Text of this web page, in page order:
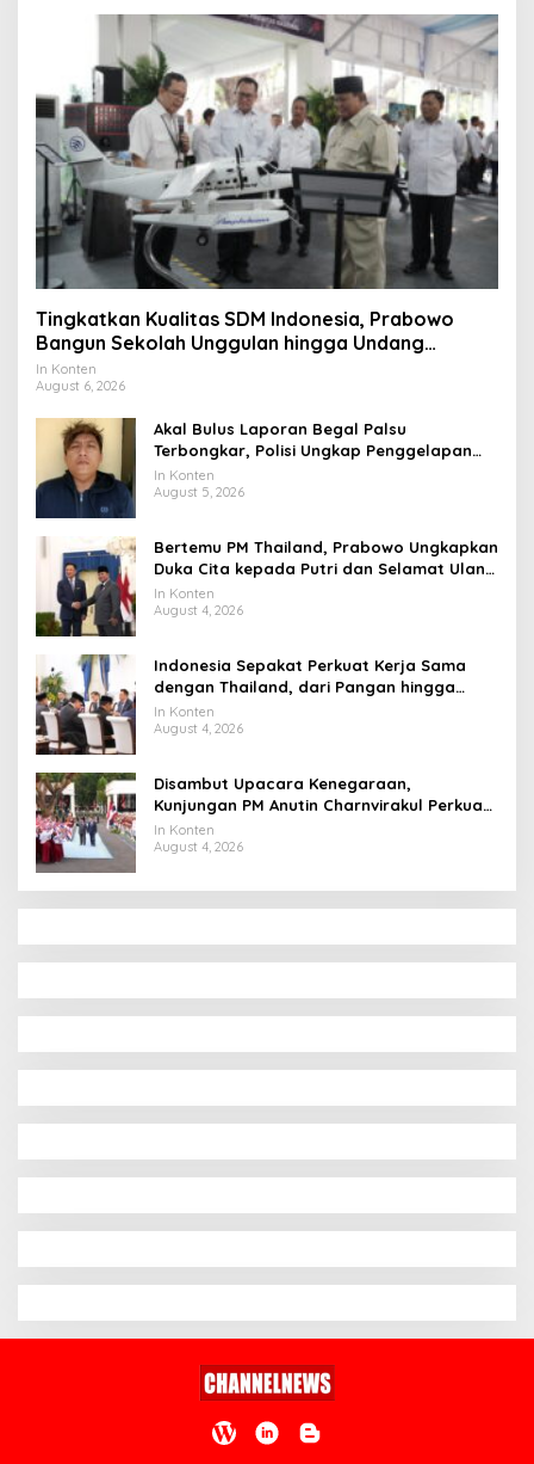
Tingkatkan Kualitas SDM Indonesia, Prabowo
Bangun Sekolah Unggulan hingga Undang
Universitas Terbaik Dunia
In Konten
August 6, 2026
Akal Bulus Laporan Begal Palsu
Terbongkar, Polisi Ungkap Penggelapan
Uang Perusahaan untuk Crypto
In Konten
August 5, 2026
Bertemu PM Thailand, Prabowo Ungkapkan
Duka Cita kepada Putri dan Selamat Ulang
Tahun ke Raja Thailand
In Konten
August 4, 2026
Indonesia Sepakat Perkuat Kerja Sama
dengan Thailand, dari Pangan hingga
Ekonomi Digital
In Konten
August 4, 2026
Disambut Upacara Kenegaraan,
Kunjungan PM Anutin Charnvirakul Perkuat
Hubungan Indonesia-Thailand
In Konten
August 4, 2026